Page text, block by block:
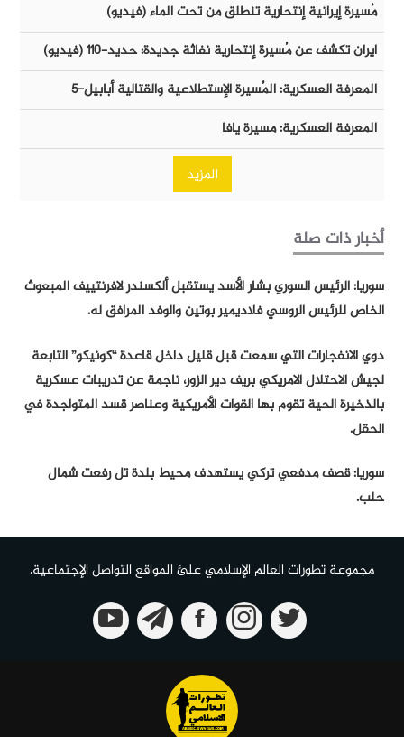
مُسيرة إيرانية إنتحارية تنطلق من تحت الماء (فيديو)
ايران تكشف عن مُسيرة إنتحارية نفاثة جديدة: حديد-١١٠ (فيديو)
المعرفة العسكرية: المُسيرة الإستطلاعية والقتالية أبابيل-٥
المعرفة العسكرية: مسيرة يافا
المزيد
أخبار ذات صلة
سوريا: الرئيس السوري بشار الأسد يستقبل ألكسندر لافرنتييف المبعوث
الخاص للرئيس الروسي فلاديمير بوتين والوفد المرافق له.
دوي الانفجارات التي سمعت قبل قليل داخل قاعدة “كونيكو” التابعة
لجيش الاحتلال الامريكي بريف دير الزور، ناجمة عن تدريبات عسكرية
بالذخيرة الحية تقوم بها القوات الأمريكية وعناصر قسد المتواجدة في
الحقل.
سوريا: قصف مدفعي تركي يستهدف محيط بلدة تل رفعت شمال
حلب.
مجموعة تطورات العالم الإسلامي علئ المواقع التواصل الإجتماعية.